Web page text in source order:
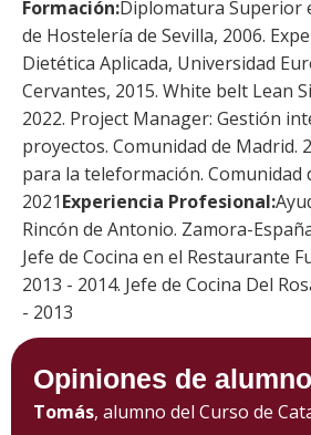
Formación:Diplomatura Superior
de Hostelería de Sevilla, 2006.
Dietética Aplicada, Universidad
Cervantes, 2015. White belt Lean
2022. Project Manager: Gestión
proyectos. Comunidad de Madrid.
para la teleformación. Comunidad
2021Experiencia Profesional:
Rincón de Antonio. Zamora-
Jefe de Cocina en el Restaurante
2013 - 2014. Jefe de Cocina Del
- 2013
Opiniones de
Tomás, alumno del Curso de